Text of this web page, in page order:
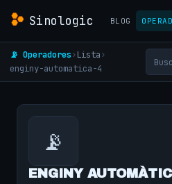
Sinologic BLOG
📡 Operadores› Lista›
enginy-automatica-4
📡
ENGINY